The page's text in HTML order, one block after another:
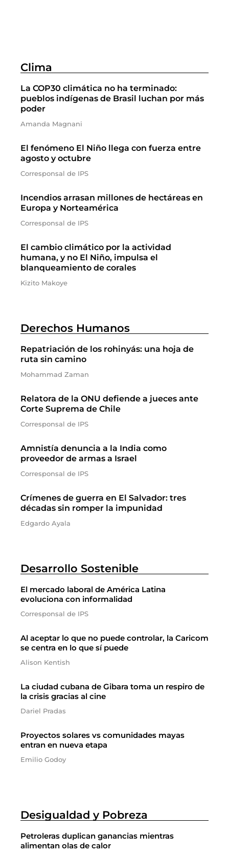
Clima
La COP30 climática no ha terminado:
pueblos indígenas de Brasil luchan por más
poder
Amanda Magnani
El fenómeno El Niño llega con fuerza entre
agosto y octubre
Corresponsal de IPS
Incendios arrasan millones de hectáreas en
Europa y Norteamérica
Corresponsal de IPS
El cambio climático por la actividad
humana, y no El Niño, impulsa el
blanqueamiento de corales
Kizito Makoye
Derechos Humanos
Repatriación de los rohinyás: una hoja de
ruta sin camino
Mohammad Zaman
Relatora de la ONU defiende a jueces ante
Corte Suprema de Chile
Corresponsal de IPS
Amnistía denuncia a la India como
proveedor de armas a Israel
Corresponsal de IPS
Crímenes de guerra en El Salvador: tres
décadas sin romper la impunidad
Edgardo Ayala
Desarrollo Sostenible
El mercado laboral de América Latina
evoluciona con informalidad
Corresponsal de IPS
Al aceptar lo que no puede controlar, la Caricom
se centra en lo que sí puede
Alison Kentish
La ciudad cubana de Gibara toma un respiro de
la crisis gracias al cine
Dariel Pradas
Proyectos solares vs comunidades mayas
entran en nueva etapa
Emilio Godoy
Desigualdad y Pobreza
Petroleras duplican ganancias mientras
alimentan olas de calor